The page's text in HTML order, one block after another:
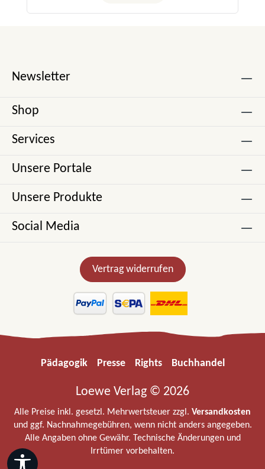
Newsletter
Shop
Services
Unsere Portale
Unsere Produkte
Social Media
Vertrag widerrufen
Pädagogik Presse Rights Buchhandel
Loewe Verlag © 2026
Alle Preise inkl. gesetzl. Mehrwertsteuer zzgl. Versandkosten
und ggf. Nachnahmegebühren, wenn nicht anders angegeben.
Alle Angaben ohne Gewähr. Technische Änderungen und
Irrtümer vorbehalten.
Werkzeugleiste anzeigen